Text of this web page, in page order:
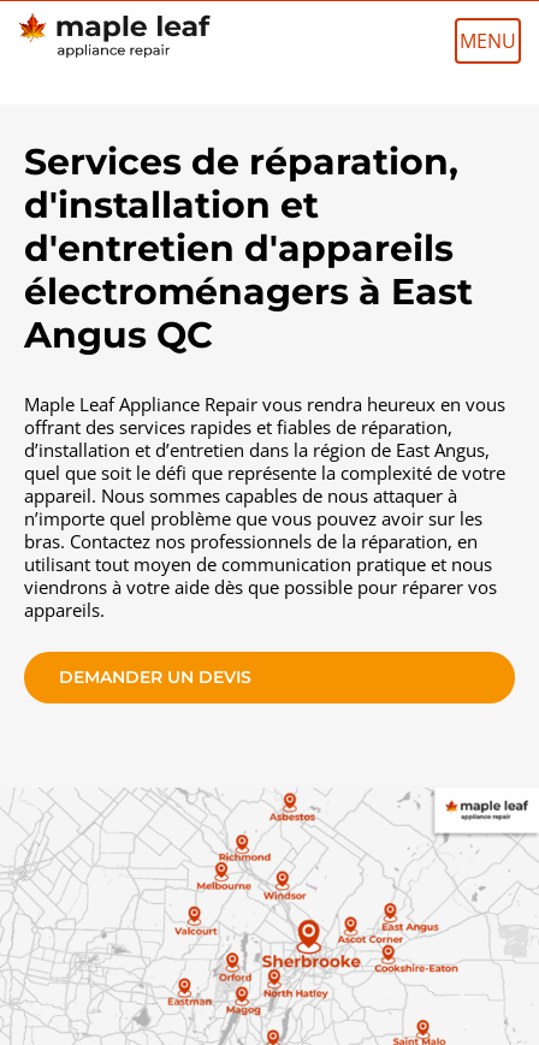
Skip
Services de réparation,
d'installation et
d'entretien d'appareils
électroménagers à East
AngusQC
Maple Leaf Appliance Repair vous rendra heureux en vous
offrant des services rapides et fiables de réparation,
d’installation et d’entretien dans la région de East Angus,
quel que soit le défi que représente la complexité de votre
appareil. Nous sommes capables de nous attaquer à
n’importe quel problème que vous pouvez avoir sur les
bras. Contactez nos professionnels de la réparation, en
utilisant tout moyen de communication pratique et nous
viendrons à votre aide dès que possible pour réparer vos
appareils.
DEMANDER UN DEVIS